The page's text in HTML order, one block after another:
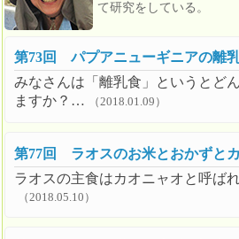
て研究をしている。
第73回 パプアニューギニアの離
みなさんは「離乳食」というとど
ますか？…
（2018.01.09）
第77回 ラオスのお米とおかずと
ラオスの主食はカオニャオと呼ば
（2018.05.10）